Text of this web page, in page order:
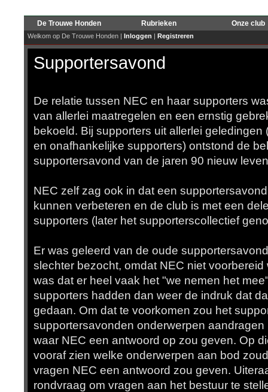
De Trouwe Honden Rubrieken Onze club
Welkom op De Trouwe Honden | Inloggen | Registreren
Supportersavond
De relatie tussen NEC en haar supporters
van allerlei maatregelen en een ernstig
bekoeld. Bij supporters uit allerlei
en onafhankelijke supporters) ontstond de
supportersavond van de jaren 90 nieuw
NEC zelf zag ook in dat een
kunnen verbeteren en de club is met een
supporters (later het supporterscollectief
Er was geleerd van de oude
slechter bezocht, omdat NEC niet
was dat er heel vaak het "we nemen het
supporters hadden dan weer de indruk dat
gedaan. Om dat te voorkomen zou het
supportersavonden onderwerpen
waar NEC een antwoord op zou geven. Op
vooraf zien welke onderwerpen aan bod
vragen NEC een antwoord zou geven.
rondvraag om vragen aan het bestuur te